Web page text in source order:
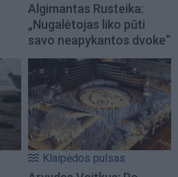
Algimantas Rusteika:
„Nugalėtojas liko pūti
savo neapykantos dvoke“
Klaipėdos pulsas